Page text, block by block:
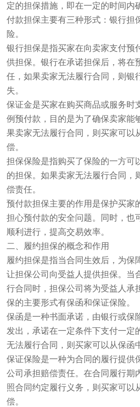
定的担保措施，即在一定的时间内
付款担保主要有三种形式：银行担
险。
银行担保是指买家在向卖家支付预
供担保。银行在承诺担保后，将在
任，如果卖家无法履行合同，则银
失。
保证金是买家在购买商品或服务时
例预付款，目的是为了确保卖家能
果卖家无法履行合同，则买家可以
偿。
担保保险是指购买了保险的一方可
的担保。如果卖家无法履行合同，
偿责任。
预付款担保主要的作用是保护买家
担心预付款的安全问题。同时，也
顺利进行，提高交易效率。
二、履约担保的概念和作用
履约担保是指当合同生效后，为保
让担保公司向受益人提供担保。当
行合同时，担保公司将为受益人承
保的主要形式有保函和保证保险。
保函是一种书面承诺，由银行或保
发出，承诺在一定条件下支付一定
无法履行合同，则买家可以从保函
保证保险是一种为合同的履行提供
公司承担赔偿责任。在合同履行期
照合同约定履行义务，则买家可以
偿。